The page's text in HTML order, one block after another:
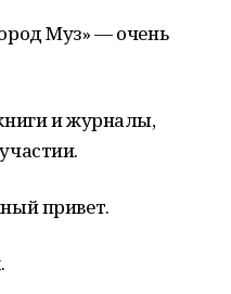
Муз» — очень
и журналы,
привет.